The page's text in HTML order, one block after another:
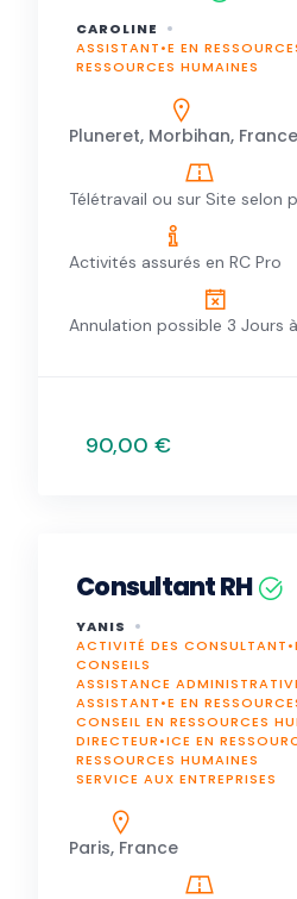
CAROLINE
ASSISTANT•E EN
RESSOURCES HUMAINES
Pluneret, Morbihan, France
Télétravail ou sur Site selon
Activités assurés en RC Pro
Annulation possible 3 Jours
90,00 €
Consultant RH
YANIS
ACTIVITÉ DES
CONSEILS
ASSISTANCE
ASSISTANT•E EN
CONSEIL EN RESSOURCES
DIRECTEUR•ICE EN
RESSOURCES HUMAINES
SERVICE AUX ENTREPRISES
Paris, France